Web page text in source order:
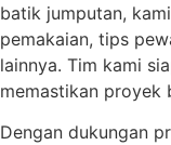
batik jumputan,
pemakaian, tips
lainnya. Tim kami
memastikan proyek
Dengan dukungan